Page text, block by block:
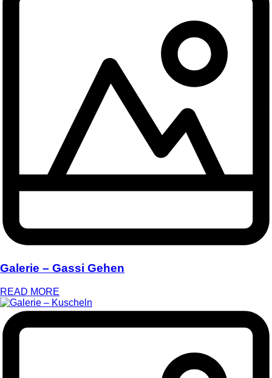
Galerie – Gassi Gehen
READ MORE